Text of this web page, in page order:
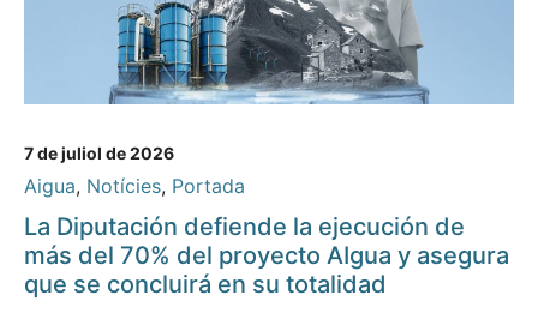
7 de juliol de 2026
Aigua, Notícies, Portada
La Diputación defiende la ejecución de
más del 70% del proyecto AIgua y asegura
que se concluirá en su totalidad